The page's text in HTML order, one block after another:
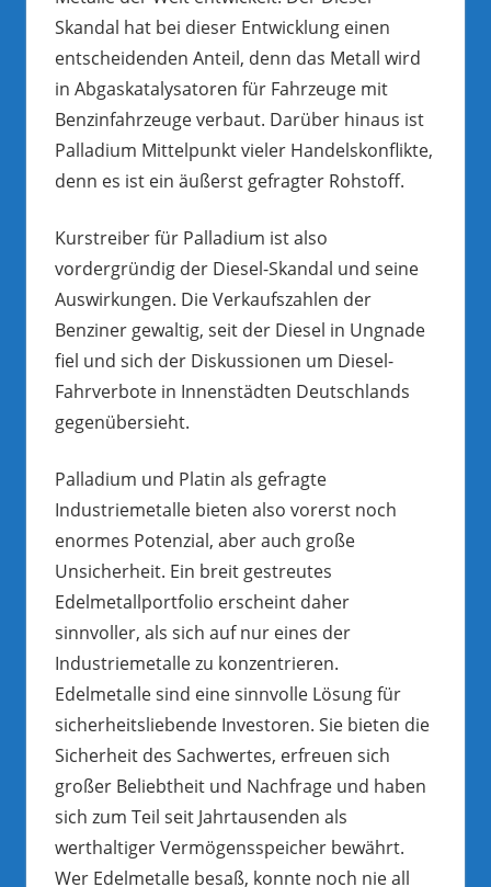
Skandal hat bei dieser Entwicklung einen
entscheidenden Anteil, denn das Metall wird
in Abgaskatalysatoren für Fahrzeuge mit
Benzinfahrzeuge verbaut. Darüber hinaus ist
Palladium Mittelpunkt vieler Handelskonflikte,
denn es ist ein äußerst gefragter Rohstoff.
Kurstreiber für Palladium ist also
vordergründig der Diesel-Skandal und seine
Auswirkungen. Die Verkaufszahlen der
Benziner gewaltig, seit der Diesel in Ungnade
fiel und sich der Diskussionen um Diesel-
Fahrverbote in Innenstädten Deutschlands
gegenübersieht.
Palladium und Platin als gefragte
Industriemetalle bieten also vorerst noch
enormes Potenzial, aber auch große
Unsicherheit. Ein breit gestreutes
Edelmetallportfolio erscheint daher
sinnvoller, als sich auf nur eines der
Industriemetalle zu konzentrieren.
Edelmetalle sind eine sinnvolle Lösung für
sicherheitsliebende Investoren. Sie bieten die
Sicherheit des Sachwertes, erfreuen sich
großer Beliebtheit und Nachfrage und haben
sich zum Teil seit Jahrtausenden als
werthaltiger Vermögensspeicher bewährt.
Wer Edelmetalle besaß, konnte noch nie all